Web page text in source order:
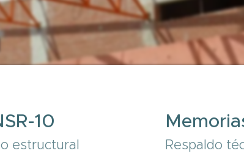
10
estructural Respaldo